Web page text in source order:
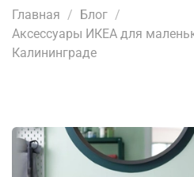
Главная
Блог
Аксессуары ИКЕА для
Калининграде